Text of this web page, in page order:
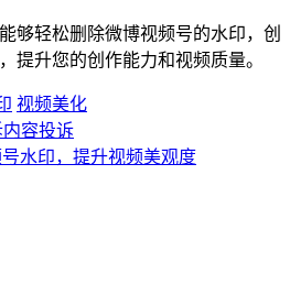
够轻松删除微博视频号的水印，创
提升您的创作能力和视频质量。
视频美化
内容投诉
水印，提升视频美观度